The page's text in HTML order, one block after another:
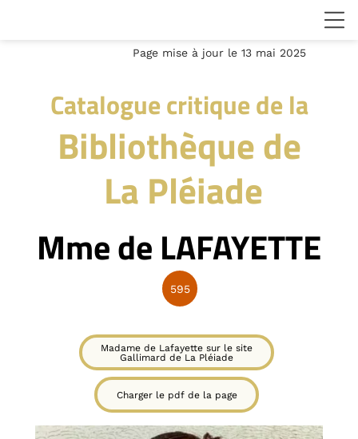
Catalogue critique de la
Bibliothèque de
La Pléiade
Page mise à jour le 13 mai 2025
595
Mme de LAFAYETTE
Charger le pdf de la page
Madame de Lafayette sur le site
Gallimard de La Pléiade